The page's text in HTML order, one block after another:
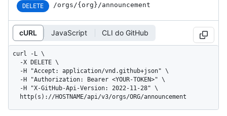
DELETE /orgs/{org}/announcement
cURL JavaScript CLI do GitHub
curl -L \
  http(s)://HOSTNAME/api/v3/orgs/ORG/announcement